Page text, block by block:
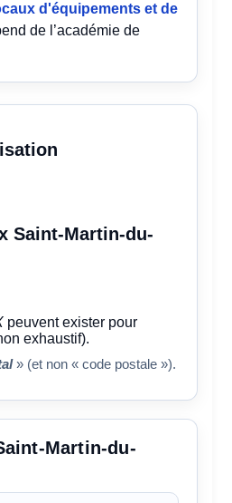
d'équipements et de
de l’académie de
Saint-Martin-du-
peuvent exister pour
exhaustif).
» (et non « code postale »).
Martin-du-